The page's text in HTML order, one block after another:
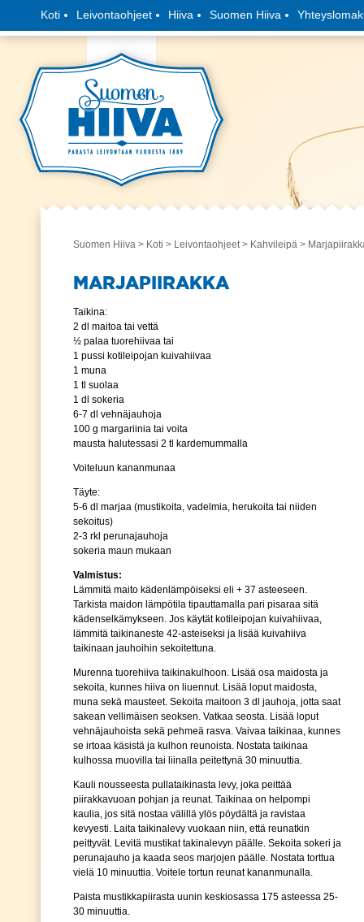
Koti Leivontaohjeet Hiiva Suomen Hiiva
Suomen Hiiva > Koti > Leivontaohjeet> Kahvileipä >
MARJAPIIRAKKA
Taikina:
2 dl maitoa tai vettä
½ palaa tuorehiivaa tai
1 pussi kotileipojan kuivahiivaa
1 muna
1 tl suolaa
1 dl sokeria
6-7 dl vehnäjauhoja
100 g margariinia tai voita
mausta halutessasi 2 tl kardemummalla
Voiteluun kananmunaa
Täyte:
5-6 dl marjaa (mustikoita, vadelmia, herukoita tai niiden
sekoitus)
2-3 rkl perunajauhoja
sokeria maun mukaan
Valmistus:
Lämmitä maito kädenlämpöiseksi eli + 37 asteeseen.
Tarkista maidon lämpötila tipauttamalla pari pisaraa sitä
kädenselkämykseen. Jos käytät kotileipojan kuivahiivaa,
lämmitä taikinaneste 42-asteiseksi ja lisää kuivahiiva
taikinaan jauhoihin sekoitettuna.
Murenna tuorehiiva taikinakulhoon. Lisää osa maidosta ja
sekoita, kunnes hiiva on liuennut. Lisää loput maidosta,
muna sekä mausteet. Sekoita maitoon 3 dl jauhoja, jotta saat
sakean vellimäisen seoksen. Vatkaa seosta. Lisää loput
vehnäjauhoista sekä pehmeä rasva. Vaivaa taikinaa, kunnes
se irtoaa käsistä ja kulhon reunoista. Nostata taikinaa
kulhossa muovilla tai liinalla peitettynä 30 minuuttia.
Kauli nousseesta pullataikinasta levy, joka peittää
piirakkavuoan pohjan ja reunat. Taikinaa on helpompi
kaulia, jos sitä nostaa välillä ylös pöydältä ja ravistaa
kevyesti. Laita taikinalevy vuokaan niin, että reunatkin
peittyvät. Levitä mustikat takinalevyn päälle. Sekoita sokeri ja
perunajauho ja kaada seos marjojen päälle. Nostata torttua
vielä 10 minuuttia. Voitele tortun reunat kananmunalla.
Paista mustikkapiirasta uunin keskiosassa 175 asteessa 25-
30 minuuttia.